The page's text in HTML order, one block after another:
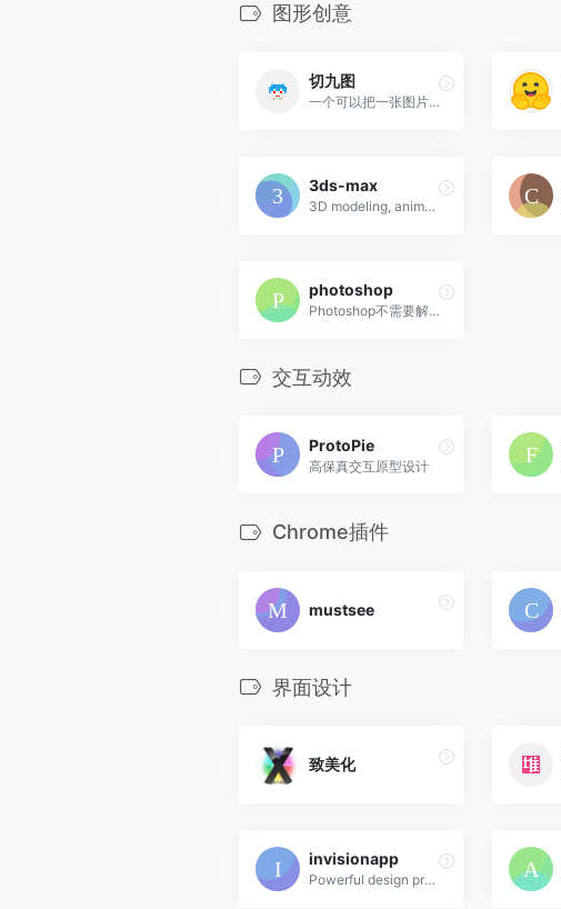
图形创意
切九图
一个可以把一张图片变成九张...
3ds-max
3D modeling, animation, and rendering software
photoshop
Photoshop不需要解释
交互动效
ProtoPie
高保真交互原型设计
Chrome插件
mustsee
界面设计
致美化
invisionapp
Powerful design prototyping tools